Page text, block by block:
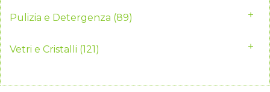
Pulizia e Detergenza (89)
Vetri e Cristalli (121)